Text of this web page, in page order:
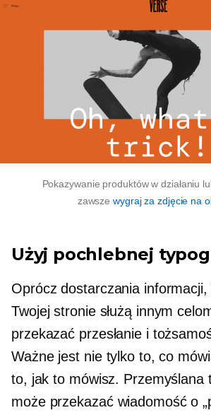
Pokazywanie produktów w działaniu
zawszewygraj za zdjęcie na
Użyj pochlebnej
Oprócz dostarczania
Twojej stronie służą innym
przekazać przesłanie i
Ważne jest nie tylko to, co
to, jak to mówisz. Przemyślana
może przekazać wiadomość o